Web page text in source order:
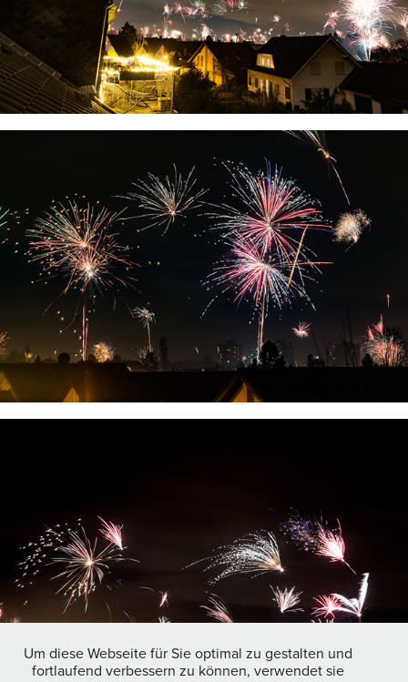
Um diese Webseite für Sie optimal zu gestalten und
fortlaufend verbessern zu können, verwendet sie